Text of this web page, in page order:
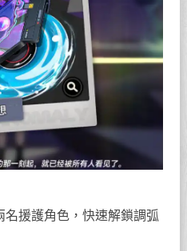
名援護角色，快速解鎖調弧